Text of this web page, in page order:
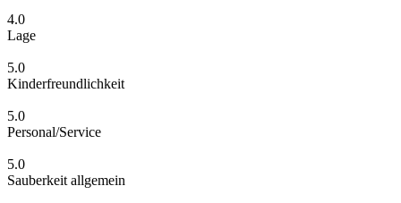
4.0
Lage
5.0
Kinderfreundlichkeit
5.0
Personal/Service
5.0
Sauberkeit allgemein